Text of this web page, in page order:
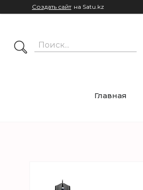
Создать сайт на Satu.kz
Главная